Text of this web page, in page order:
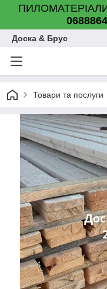
Доска & Брус
Товари та послуги